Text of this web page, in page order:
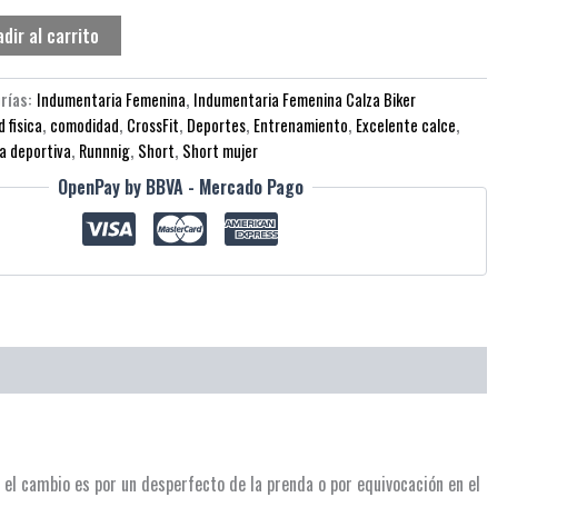
al carrito
Indumentaria Femenina, Indumentaria Femenina Calza Biker
fisica, comodidad, CrossFit, Deportes, Entrenamiento, Excelente calce,
deportiva, Runnnig, Short, Short mujer
OpenPay by BBVA - Mercado Pago
cambio es por un desperfecto de la prenda o por equivocación en el